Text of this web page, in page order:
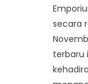
secara
terbaru